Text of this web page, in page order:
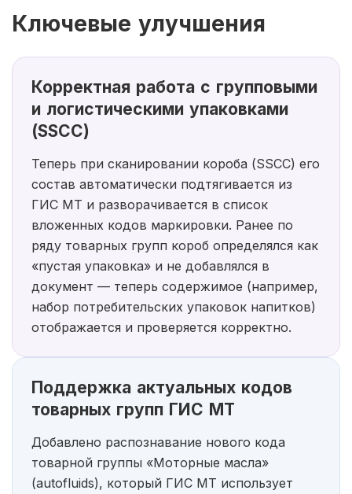
Ключевые улучшения
Корректная работа с групповыми
и логистическими упаковками
(SSCC)
Теперь при сканировании короба (SSCC) его
состав автоматически подтягивается из
ГИС МТ и разворачивается в список
вложенных кодов маркировки. Ранее по
ряду товарных групп короб определялся как
«пустая упаковка» и не добавлялся в
документ — теперь содержимое (например,
набор потребительских упаковок напитков)
отображается и проверяется корректно.
Поддержка актуальных кодов
товарных групп ГИС МТ
Добавлено распознавание нового кода
товарной группы «Моторные масла»
(autofluids), который ГИС МТ использует